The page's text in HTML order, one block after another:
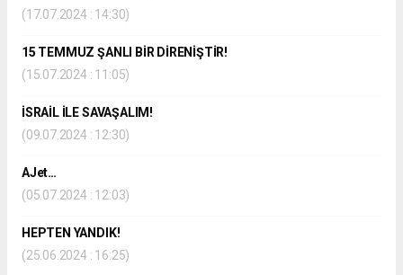
(17.07.2024 : 14:30)
15 TEMMUZ ŞANLI BİR DİRENİŞTİR!
(15.07.2024 : 11:05)
İSRAİL İLE SAVAŞALIM!
(09.07.2024 : 12:30)
AJet…
(05.07.2024 : 12:03)
HEPTEN YANDIK!
(25.06.2024 : 16:25)